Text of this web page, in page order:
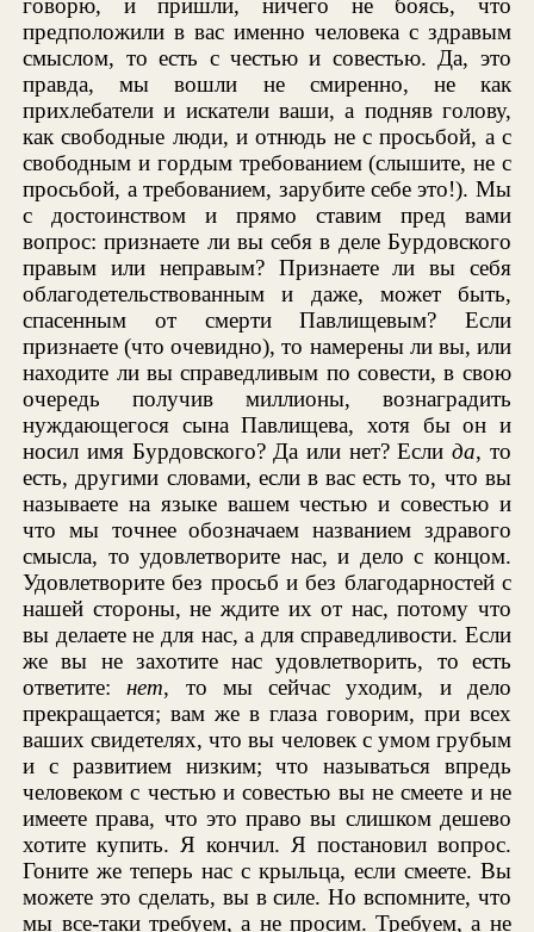
говорю, и пришли, ничего не боясь, что
предположили в вас именно человека с здравым
смыслом, то есть с честью и совестью. Да, это
правда, мы вошли не смиренно, не как
прихлебатели и искатели ваши, а подняв голову,
как свободные люди, и отнюдь не с просьбой, а с
свободным и гордым требованием (слышите, не с
просьбой, а требованием, зарубите себе это!). Мы
с достоинством и прямо ставим пред вами
вопрос: признаете ли вы себя в деле Бурдовского
правым или неправым? Признаете ли вы себя
облагодетельствованным и даже, может быть,
спасенным от смерти Павлищевым? Если
признаете (что очевидно), то намерены ли вы, или
находите ли вы справедливым по совести, в свою
очередь получив миллионы, вознаградить
нуждающегося сына Павлищева, хотя бы он и
носил имя Бурдовского? Да или нет? Еслида, то
есть, другими словами, если в вас есть то, что вы
называете на языке вашем честью и совестью и
что мы точнее обозначаем названием здравого
смысла, то удовлетворите нас, и дело с концом.
Удовлетворите без просьб и без благодарностей с
нашей стороны, не ждите их от нас, потому что
вы делаете не для нас, а для справедливости. Если
же вы не захотите нас удовлетворить, то есть
ответите:нет, то мы сейчас уходим, и дело
прекращается; вам же в глаза говорим, при всех
ваших свидетелях, что вы человек с умом грубым
и с развитием низким; что называться впредь
человеком с честью и совестью вы не смеете и не
имеете права, что это право вы слишком дешево
хотите купить. Я кончил. Я постановил вопрос.
Гоните же теперь нас с крыльца, если смеете. Вы
можете это сделать, вы в силе. Но вспомните, что
мы все-таки требуем, а не просим. Требуем, а не